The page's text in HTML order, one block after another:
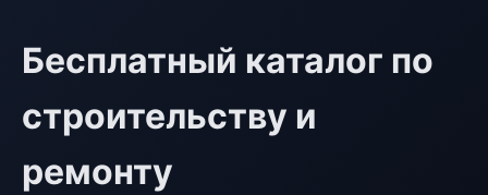
Бесплатный каталог по
строительству и
ремонту